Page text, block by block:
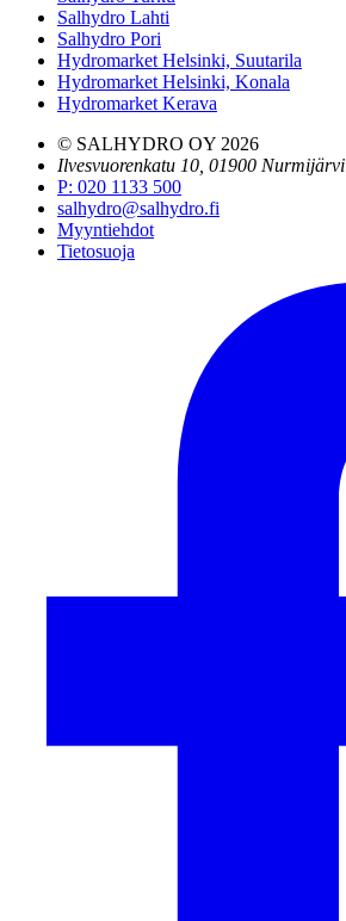
Salhydro Lahti
Salhydro Pori
Hydromarket Helsinki, Suutarila
Hydromarket Helsinki, Konala
Hydromarket Kerava
© SALHYDRO OY 2026
Ilvesvuorenkatu 10, 01900 Nurmijärvi
P: 020 1133 500
salhydro@salhydro.fi
Myyntiehdot
Tietosuoja